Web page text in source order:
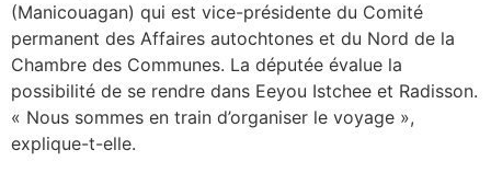
(Manicouagan) qui est vice-présidente du Comité
permanent des Affaires autochtones et du Nord de la
Chambre des Communes. La députée évalue la
possibilité de se rendre dans Eeyou Istchee et Radisson.
« Nous sommes en train d’organiser le voyage »,
explique-t-elle.